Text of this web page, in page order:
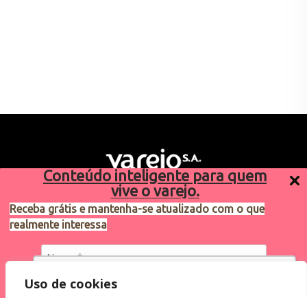
Conteúdo inteligente para quem
vive o varejo.
Receba grátis e mantenha-se atualizado com o que
realmente interessa
Utilizamos cookies para oferecer melhor
Uso de cookies
Sugestões de pauta
varejosa@cndl.org.br